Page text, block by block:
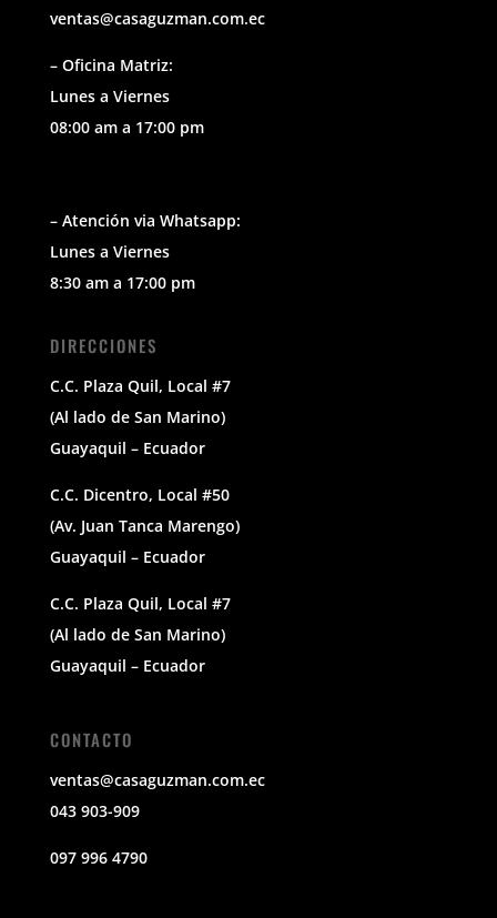
ventas@casaguzman.com.ec
– Oficina Matriz:
Lunes a Viernes
08:00 am a 17:00 pm
– Atención via Whatsapp:
Lunes a Viernes
8:30 am a 17:00 pm
DIRECCIONES
C.C. Plaza Quil, Local #7
(Al lado de San Marino)
Guayaquil – Ecuador
C.C. Dicentro, Local #50
(Av. Juan Tanca Marengo)
Guayaquil – Ecuador
C.C. Plaza Quil, Local #7
(Al lado de San Marino)
Guayaquil – Ecuador
CONTACTO
ventas@casaguzman.com.ec
043 903-909
097 996 4790